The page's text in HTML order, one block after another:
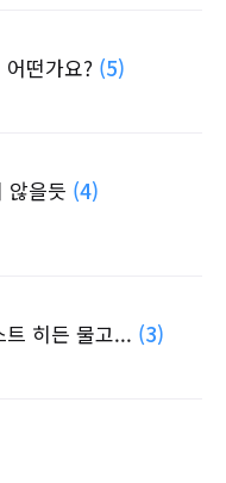
떤가요? (5)
않을듯 (4)
트 히든 물고... (3)